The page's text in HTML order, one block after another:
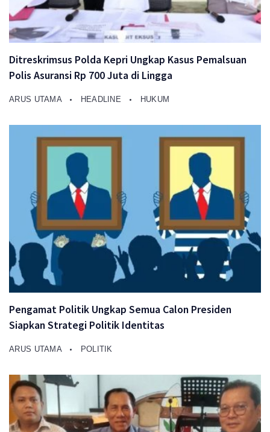
Ditreskrimsus Polda Kepri Ungkap Kasus Pemalsuan
Polis Asuransi Rp 700 Juta di Lingga
ARUS UTAMA HEADLINE HUKUM
Pengamat Politik Ungkap Semua Calon Presiden
Siapkan Strategi Politik Identitas
ARUS UTAMA POLITIK